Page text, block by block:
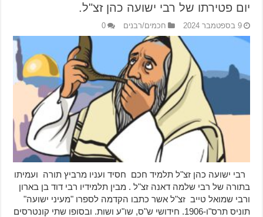
יום פטירתו של רבי ישועה כהן זצ"ל.
9 בספטמבר 2024 חכמים/רבנים 0
רבי ישועה כהן זצ"ל תלמיד חכם חסיד ועניו מרביץ תורה ועמיתו
בתורה של רבי שלמה דאנה זצ"ל . מבין תלמידיו רבי דוד בן בארון
ורבי שמואל טייב זצ"ל אשר כתבו הקדמה לספרו "מעיני ישועה"
תוניס תרס"ו-1906. חידושי ש"ס, שו"ע ושות. ובסופו שתי קונטרסים